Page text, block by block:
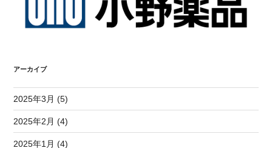
アーカイブ
2025年3月 (5)
2025年2月 (4)
2025年1月 (4)